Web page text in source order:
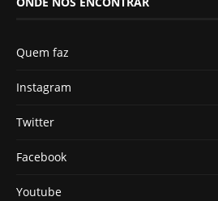
Quem faz
Instagram
Twitter
Facebook
Youtube